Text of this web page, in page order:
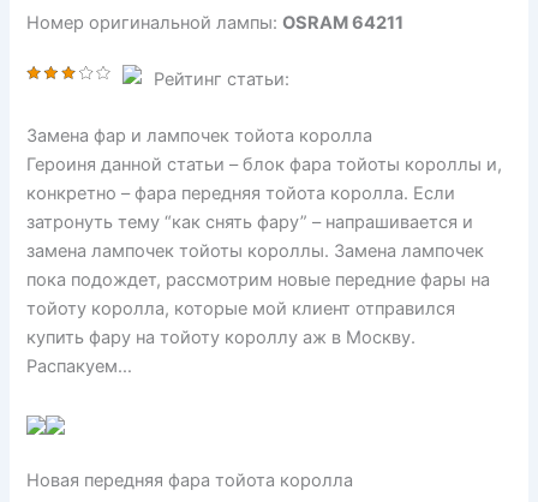
Номер оригинальной лампы:OSRAM 64211
Рейтинг статьи:
Замена фар и лампочек тойота королла
Героиня данной статьи – блок фара тойоты короллы и,
конкретно – фара передняя тойота королла. Если
затронуть тему “как снять фару” – напрашивается и
замена лампочек тойоты короллы. Замена лампочек
пока подождет, рассмотрим новые передние фары на
тойоту королла, которые мой клиент отправился
купить фару на тойоту короллу аж в Москву.
Распакуем…
Новая передняя фара тойота королла